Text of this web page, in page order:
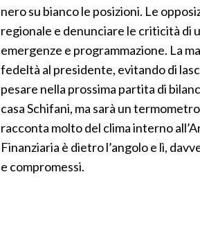
nero su bianco le posizioni. Le
regionale e denunciare le criticità di
emergenze e programmazione. La
fedeltà al presidente, evitando di
pesare nella prossima partita di
casa Schifani, ma sarà un
racconta molto del clima interno
Finanziaria è dietro l’angolo e lì,
e compromessi.